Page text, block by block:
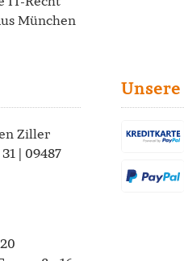
München
Ziller
| 09487